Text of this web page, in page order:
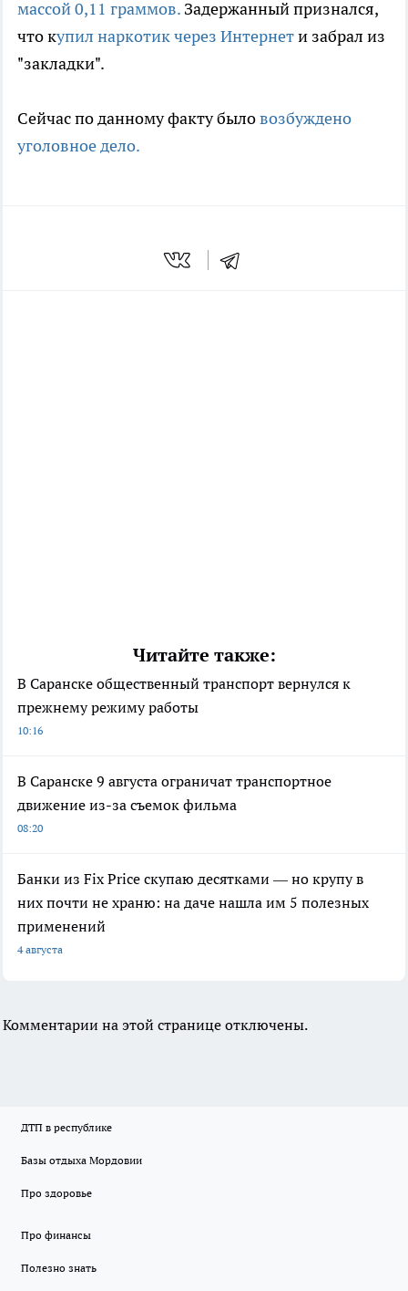
массой 0,11 граммов. Задержанный признался,
что купил наркотик через Интернети забрал из
"закладки".
Сейчас по данному факту быловозбуждено
уголовное дело.
Читайте также:
В Саранске общественный транспорт вернулся к
прежнему режиму работы
10:16
В Саранске 9 августа ограничат транспортное
движение из-за съемок фильма
08:20
Банки из Fix Price скупаю десятками — но крупу в
них почти не храню: на даче нашла им 5 полезных
применений
4 августа
Комментарии на этой странице отключены.
ДТП в республике
Базы отдыха Мордовии
Про здоровье
Про финансы
Полезно знать